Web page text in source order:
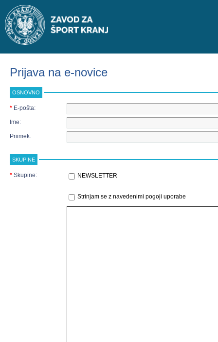
Prijava na e-novice
OSNOVNO
* E-pošta:
Ime:
Priimek:
SKUPINE
* Skupine: NEWSLETTER
Strinjam se z navedenimi pogoji uporabe